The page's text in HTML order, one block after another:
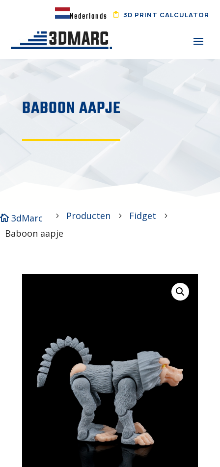
Nederlands 3D PRINT CALCULATOR
BABOON AAPJE
 3dMarc 5 Producten 5 Fidget 5
Baboon aapje